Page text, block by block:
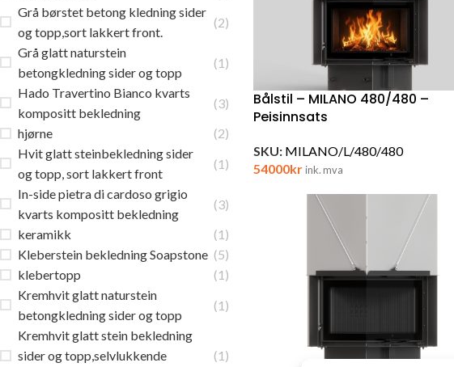
Grå børstet betong kledning sider
og topp,sort lakkert front.
(2)
Grå glatt naturstein
betongkledning sider og topp
(1)
Hado Travertino Bianco kvarts
kompositt bekledning
(3)
hjørne
(2)
Hvit glatt steinbekledning sider
og topp, sort lakkert front
(1)
In-side pietra di cardoso grigio
kvarts kompositt bekledning
(3)
keramikk
(1)
Kleberstein bekledning Soapstone (5)
klebertopp
(1)
Kremhvit glatt naturstein
betongkledning sider og topp
(1)
Kremhvit glatt stein bekledning
sider og topp,selvlukkende
(1)
Bålstil – MILANO 480/480 –
Peisinnsats
SKU: MILANO/L/480/480
54000krink. mva